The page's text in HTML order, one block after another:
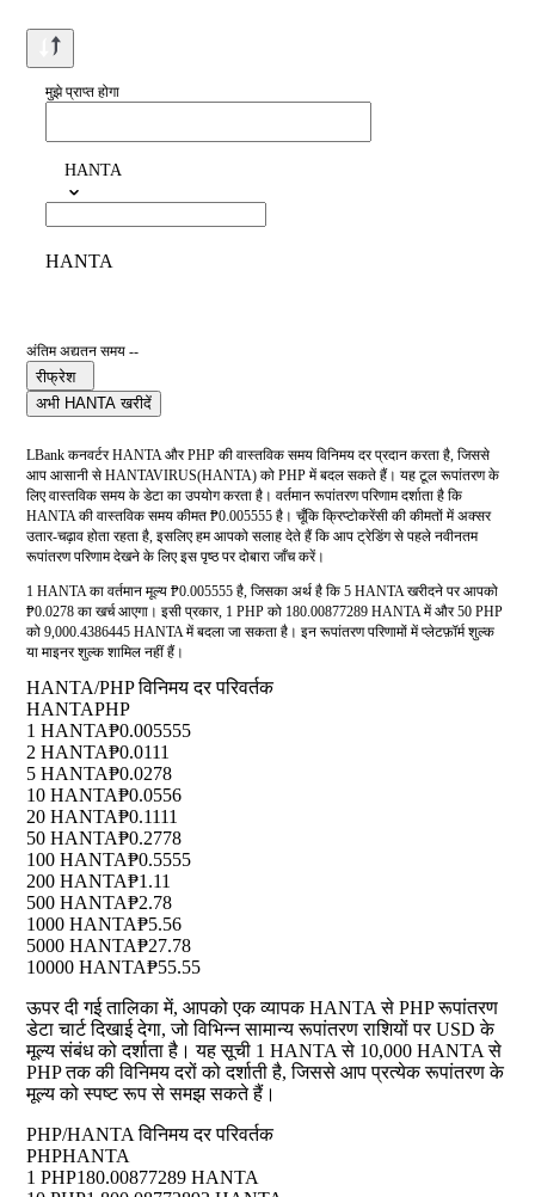
मुझे प्राप्त होगा
HANTA
HANTA
अंतिम अद्यतन समय --
रीफ्रेश
अभी HANTA खरीदें
LBank कनवर्टर HANTA और PHP की वास्तविक समय विनिमय दर प्रदान करता है, जिससे
आप आसानी से HANTAVIRUS(HANTA) को PHP में बदल सकते हैं। यह टूल रूपांतरण के
लिए वास्तविक समय के डेटा का उपयोग करता है। वर्तमान रूपांतरण परिणाम दर्शाता है कि
HANTA की वास्तविक समय कीमत ₱0.005555 है। चूँकि क्रिप्टोकरेंसी की कीमतों में अक्सर
उतार-चढ़ाव होता रहता है, इसलिए हम आपको सलाह देते हैं कि आप ट्रेडिंग से पहले नवीनतम
रूपांतरण परिणाम देखने के लिए इस पृष्ठ पर दोबारा जाँच करें।
1 HANTA का वर्तमान मूल्य ₱0.005555 है, जिसका अर्थ है कि 5 HANTA खरीदने पर आपको
₱0.0278 का खर्च आएगा। इसी प्रकार, 1 PHP को 180.00877289 HANTA में और 50 PHP
को 9,000.4386445 HANTA में बदला जा सकता है। इन रूपांतरण परिणामों में प्लेटफ़ॉर्म शुल्क
या माइनर शुल्क शामिल नहीं हैं।
HANTA/PHP विनिमय दर परिवर्तक
HANTAPHP
1 HANTA₱0.005555
2 HANTA₱0.0111
5 HANTA₱0.0278
10 HANTA₱0.0556
20 HANTA₱0.1111
50 HANTA₱0.2778
100 HANTA₱0.5555
200 HANTA₱1.11
500 HANTA₱2.78
1000 HANTA₱5.56
5000 HANTA₱27.78
10000 HANTA₱55.55
ऊपर दी गई तालिका में, आपको एक व्यापक HANTA से PHP रूपांतरण
डेटा चार्ट दिखाई देगा, जो विभिन्न सामान्य रूपांतरण राशियों पर USD के
मूल्य संबंध को दर्शाता है। यह सूची 1 HANTA से 10,000 HANTA से
PHP तक की विनिमय दरों को दर्शाती है, जिससे आप प्रत्येक रूपांतरण के
मूल्य को स्पष्ट रूप से समझ सकते हैं।
PHP/HANTA विनिमय दर परिवर्तक
PHPHANTA
1 PHP180.00877289 HANTA